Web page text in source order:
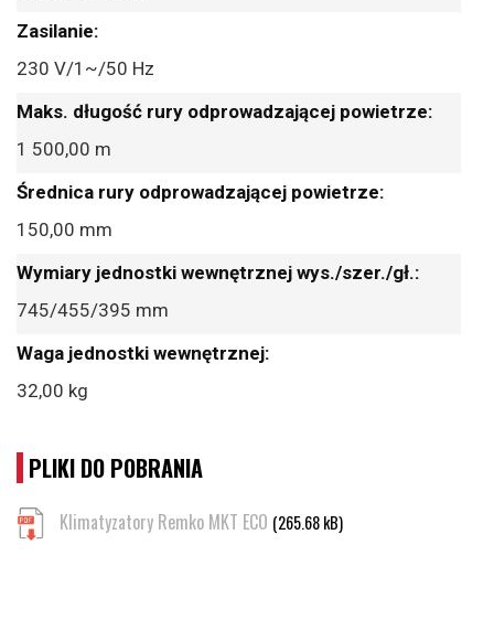
230 V/1~/50 Hz
1 500,00 m
150,00 mm
745/455/395 mm
32,00 kg
PLIKI DO POBRANIA
Klimatyzatory Remko MKT ECO (265.68 kB)